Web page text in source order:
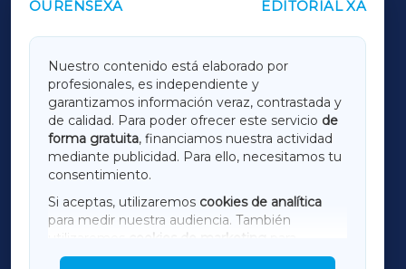
OURENSEXA EDITORIAL XA
Nuestro contenido está elaborado por
profesionales, es independiente y
garantizamos información veraz, contrastada y
de calidad. Para poder ofrecer este servicio de
forma gratuita, financiamos nuestra actividad
mediante publicidad. Para ello, necesitamos tu
consentimiento.
Si aceptas, utilizaremos cookies de analítica
para medir nuestra audiencia. También
utilizaremos
cookies de marketing
mostrar publicidad de terceros.
OUTROS PERIÓDICOS
LUGOXA
TERRACHAXA
AMARIÑAXA